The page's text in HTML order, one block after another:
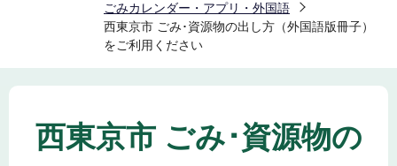
ごみカレンダー・アプリ・外国語
西東京市 ごみ･資源物の出し方（外国語版冊子）
をご利用ください
西東京市 ごみ･資源物の